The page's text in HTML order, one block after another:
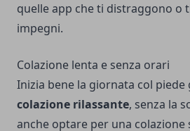
quelle app che ti distraggono o
impegni.
Colazione lenta e senza orari
Inizia bene la giornata col piede
colazione rilassante, senza la
anche optare per una colazione